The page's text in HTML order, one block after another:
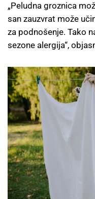
„Peludna groznica
san zauzvrat može
za podnošenje. Tako
sezone alergija“,